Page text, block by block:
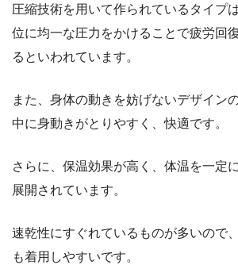
圧縮技術を用いて作られているタイプ
位に均一な圧力をかけることで疲労回
るといわれています。
また、身体の動きを妨げないデザイン
中に身動きがとりやすく、快適です。
さらに、保温効果が高く、体温を一定
展開されています。
速乾性にすぐれているものが多いので
も着用しやすいです。